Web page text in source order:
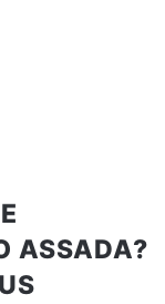
ASSADA?